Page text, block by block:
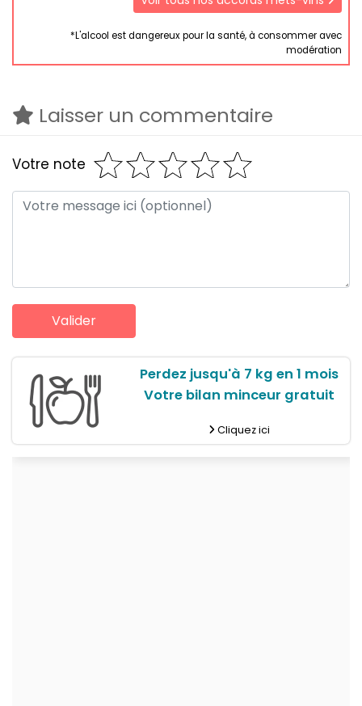
*L'alcool est dangereux pour la santé, à consommer avec
modération
Laisser un commentaire
Votre note
Perdez jusqu'à 7 kg en 1 mois
Votre bilan minceur gratuit
Cliquez ici